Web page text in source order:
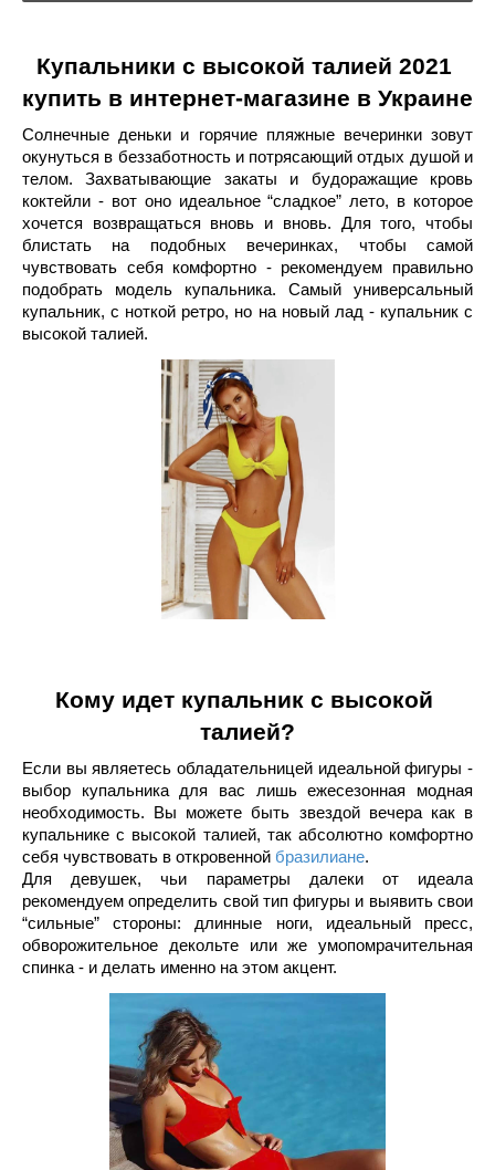
Купальники с высокой талией 2021
купить в интернет-магазине в Украине
Солнечные деньки и горячие пляжные вечеринки зовут
окунуться в беззаботность и потрясающий отдых душой и
телом. Захватывающие закаты и будоражащие кровь
коктейли - вот оно идеальное “сладкое” лето, в которое
хочется возвращаться вновь и вновь. Для того, чтобы
блистать на подобных вечеринках, чтобы самой
чувствовать себя комфортно - рекомендуем правильно
подобрать модель купальника. Самый универсальный
купальник, с ноткой ретро, но на новый лад - купальник с
высокой талией.
Кому идет купальник с высокой
талией?
Если вы являетесь обладательницей идеальной фигуры -
выбор купальника для вас лишь ежесезонная модная
необходимость. Вы можете быть звездой вечера как в
купальнике с высокой талией, так абсолютно комфортно
себя чувствовать в откровенной бразилиане.
Для девушек, чьи параметры далеки от идеала
рекомендуем определить свой тип фигуры и выявить свои
“сильные” стороны: длинные ноги, идеальный пресс,
обворожительное декольте или же умопомрачительная
спинка - и делать именно на этом акцент.